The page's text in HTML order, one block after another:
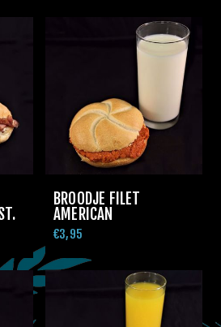
BROODJE FILET
AMERICAN
€3,95